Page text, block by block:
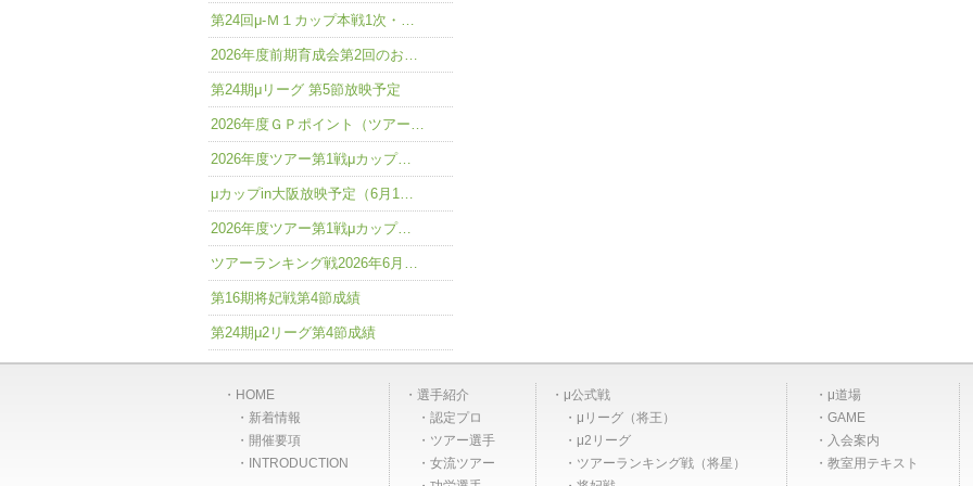
第24回μ-Ｍ１カップ本戦1次・…
2026年度前期育成会第2回のお…
第24期μリーグ 第5節放映予定
2026年度ＧＰポイント（ツアー…
2026年度ツアー第1戦μカップ…
μカップin大阪放映予定（6月1…
2026年度ツアー第1戦μカップ…
ツアーランキング戦2026年6月…
第16期将妃戦第4節成績
第24期μ2リーグ第4節成績
HOME
新着情報
開催要項
INTRODUCTION
選手紹介
認定プロ
ツアー選手
女流ツアー
μ公式戦
μリーグ（将王）
μ2リーグ
ツアーランキング戦（将星）
μ道場
GAME
入会案内
教室用テキスト